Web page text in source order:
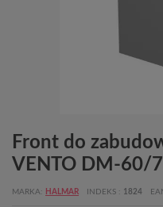
Front do
VENTO DM-60/
MARKA HALMAR INDEKS 1824